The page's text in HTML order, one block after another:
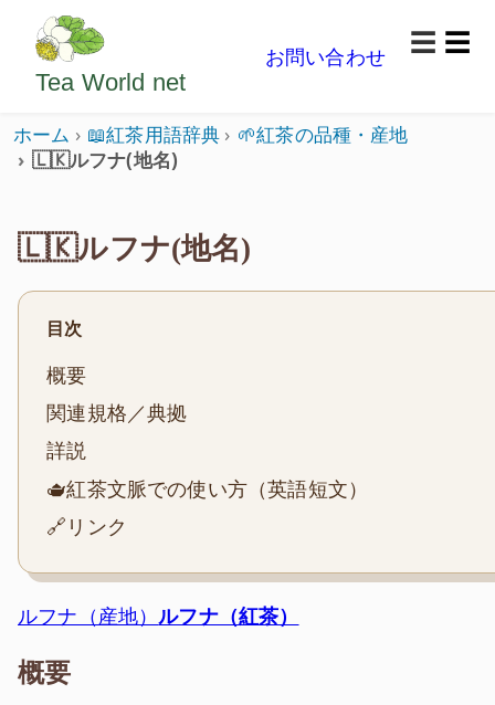
ようこそいらっしゃいました。どうぞごゆっくり楽
Tea World net
お問い合わせ
☰
ホーム 📖紅茶用語辞典
🌱紅茶の品種・産地
🇱🇰ルフナ(地名)
🇱🇰ルフナ(地名)
目次
概要
関連規格／典拠
詳説
🫖紅茶文脈での使い方（英語短文）
🔗リンク
ルフナ（産地）ルフナ（紅茶）
概要